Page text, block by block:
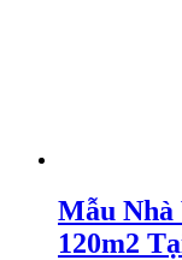
Mẫu Nhà
120m2